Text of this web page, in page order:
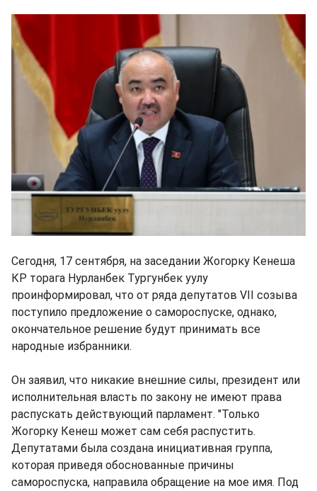
Сегодня, 17 сентября, на заседании Жогорку Кенеша
КР торага Нурланбек Тургунбек уулу
проинформировал, что от ряда депутатов VII созыва
поступило предложение о самороспуске, однако,
окончательное решение будут принимать все
народные избранники.
Он заявил, что никакие внешние силы, президент или
исполнительная власть по закону не имеют права
распускать действующий парламент. "Только
Жогорку Кенеш может сам себя распустить.
Депутатами была создана инициативная группа,
которая приведя обоснованные причины
самороспуска, направила обращение на мое имя. Под